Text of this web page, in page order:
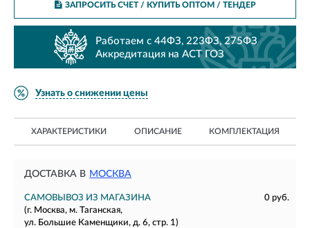
ЗАПРОСИТЬ СЧЕТ / КУПИТЬ ОПТОМ/ ТЕНДЕР
Работаем с 44ФЗ, 223ФЗ, 275ФЗ
Аккредитация на АСТ ГОЗ
Узнать о снижении цены
ХАРАКТЕРИСТИКИ ОПИСАНИЕ КОМПЛЕКТАЦИЯ
ДОСТАВКА В МОСКВА
САМОВЫВОЗ ИЗ МАГАЗИНА
0 руб.
(г. Москва, м. Таганская,
ул. Большие Каменщики, д. 6, стр. 1)